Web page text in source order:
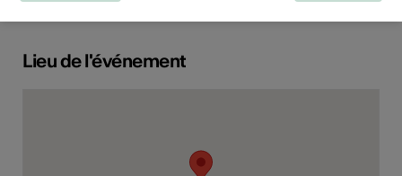
Lieu de l'événement